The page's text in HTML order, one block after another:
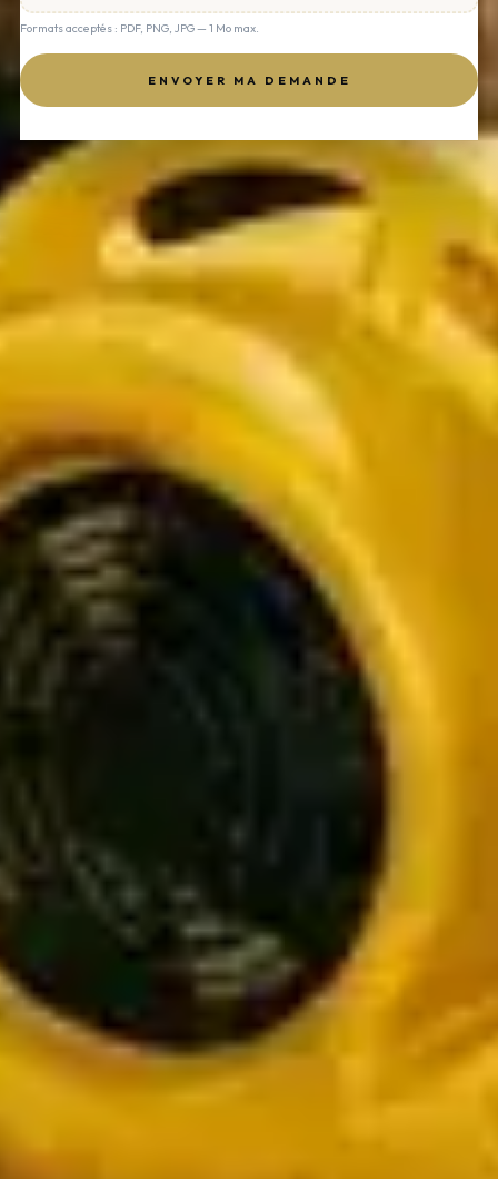
Formats acceptés : PDF, PNG, JPG — 1 Mo max.
ENVOYER MA DEMANDE